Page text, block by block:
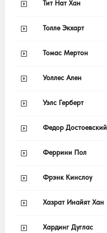
Тит Нат Хан
Толле Экхарт
Томас Мертон
Уоллес Ален
Уэлс Герберт
Федор Достоевский
Феррини Пол
Фрэнк Кинслоу
Хазрат Инайят Хан
Хардинг Дуглас